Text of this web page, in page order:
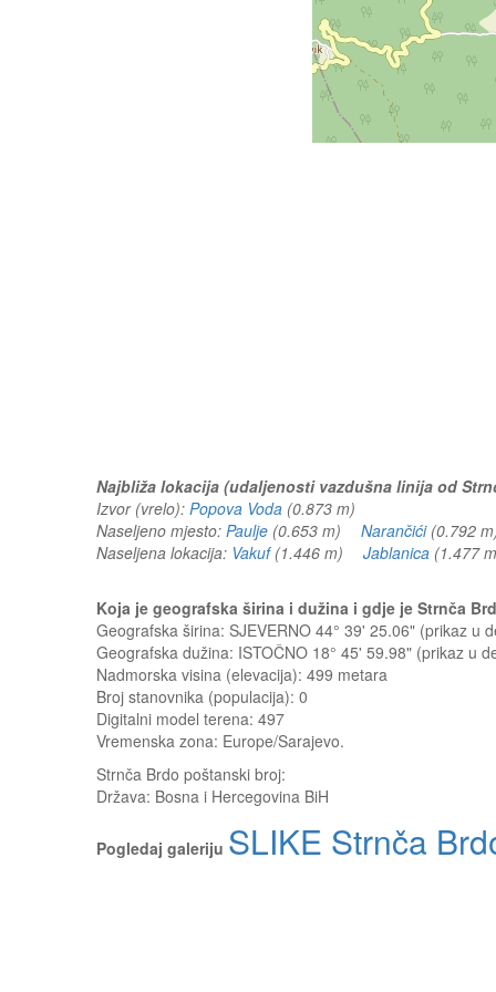
Najbliža lokacija (udaljenosti vazdušna linija od
Izvor (vrelo): Popova Voda (0.873 m)
Naseljeno mjesto: Paulje (0.653 m) Narančići(0.792
Naseljena lokacija: Vakuf(1.446 m) Jablanica (1.477
Koja je geografska širina i dužina i gdje je Strnča
Geografska širina: SJEVERNO 44° 39' 25.06" (prikaz u
Geografska dužina: ISTOČNO 18° 45' 59.98" (prikaz u
Nadmorska visina (elevacija): 499 metara
Broj stanovnika (populacija): 0
Digitalni model terena: 497
Vremenska zona: Europe/Sarajevo.
Strnča Brdo poštanski broj:
Država: Bosna i Hercegovina BiH
Pogledaj galeriju SLIKE Strnča